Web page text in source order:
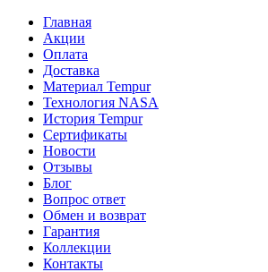
Главная
Акции
Оплата
Доставка
Материал Tempur
Технология NASA
История Tempur
Сертификаты
Новости
Отзывы
Блог
Вопрос ответ
Обмен и возврат
Гарантия
Коллекции
Контакты